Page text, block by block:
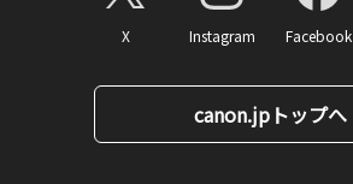
X Instagram Facebook
canon.jpトップへ